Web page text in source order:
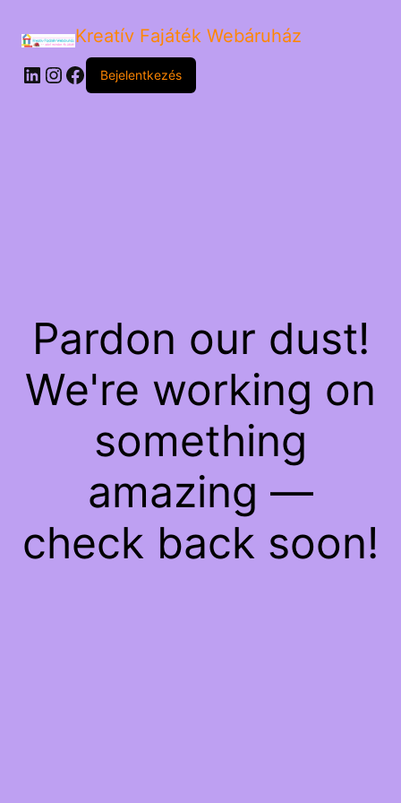
Kreatív Fajáték Webáruház
LinkedIn
Instagram
Facebook
Bejelentkezés
Pardon our dust!
We're working on
something
amazing —
check back soon!